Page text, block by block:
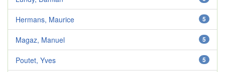
5
Hermans, Maurice
5
Magaz, Manuel
5
Poutet, Yves